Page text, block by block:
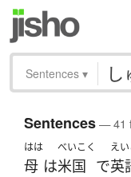
Sentences ▾
Sentences— 41
はは
母 は
べいこく
米国 で
え
英